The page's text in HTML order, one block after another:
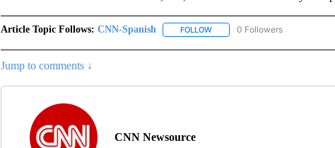
Article Topic Follows: CNN-Spanish FOLLOWFOLLOW "CNN-SPANISH" TO
0 Followers
Jump to comments ↓
CNN Newsource